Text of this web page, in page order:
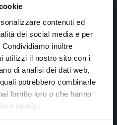
contenuti ed
dei social media e per
inoltre
utilizzi il nostro sito con i
di analisi dei dati web,
potrebbero combinarle
fornito loro o che hanno
servizi.
il documentoprivacy policy